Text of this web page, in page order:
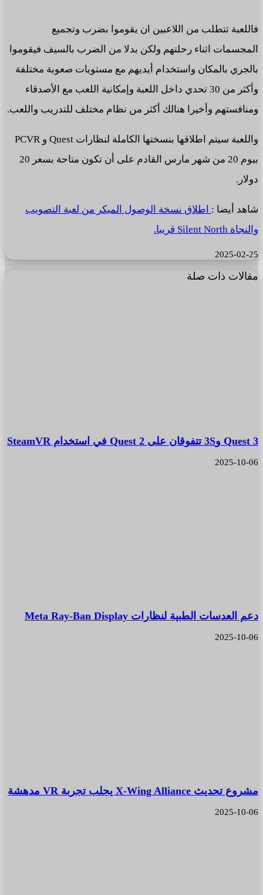
فاللعبة تتطلب من اللاعبين ان يقوموا بضرب وتجميع
المجسمات اثناء رحلتهم ولكن بدلا من الضرب بالسيف فيقوموا
بالجري بالمكان واستخدام أيديهم مع مستويات صعوبة مختلفة
وأكثر من 30 تحدي داخل اللعبة وإمكانية اللعب مع الأصدقاء
ومنافستهم وأخيرا هنالك أكثر من نظام مختلف للتدريب واللعب.
واللعبة سيتم اطلاقها بنسختها الكاملة لنظارات Quest و PCVR
بيوم 20 من شهر مارس القادم على أن تكون متاحة بسعر 20
دولار.
شاهد أيضا : اطلاق نسخة الوصول المبكر من لعبة التصويب
والنجاة Silent North قريبا.
2025-02-25
مقالات ذات صلة
Quest 3 و3S تتفوقان على Quest 2 في استخدام SteamVR
2025-10-06
دعم العدسات الطبية لنظارات Meta Ray-Ban Display
2025-10-06
مشروع تحديث X-Wing Alliance يجلب تجربة VR مدهشة
2025-10-06